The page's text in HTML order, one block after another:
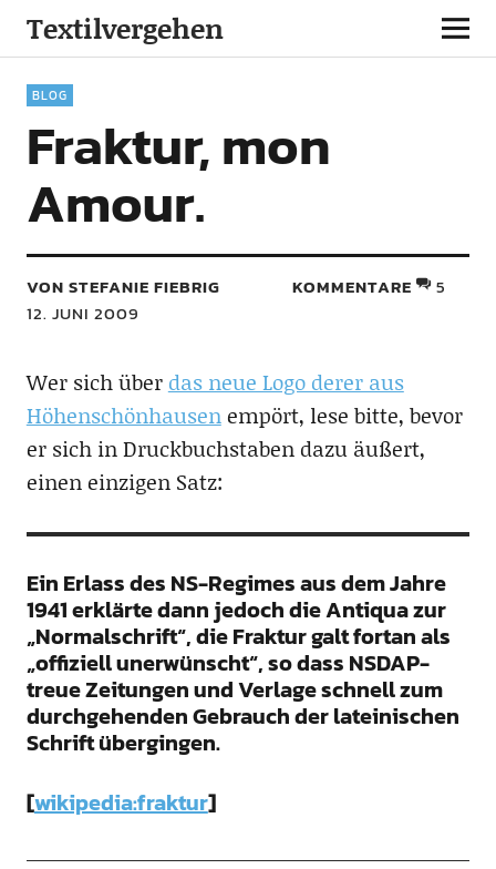
Textilvergehen
BLOG
Fraktur, mon
Amour.
VON STEFANIE FIEBRIG
12. JUNI 2009
KOMMENTARE 5
Wer sich über das neue Logo derer aus
Höhenschönhausenempört, lese bitte, bevor
er sich in Druckbuchstaben dazu äußert,
einen einzigen Satz:
Ein Erlass des NS-Regimes aus dem Jahre
1941 erklärte dann jedoch die Antiqua zur
„Normalschrift“, die Fraktur galt fortan als
„offiziell unerwünscht“, so dass NSDAP-
treue Zeitungen und Verlage schnell zum
durchgehenden Gebrauch der lateinischen
Schrift übergingen.
[wikipedia:fraktur]